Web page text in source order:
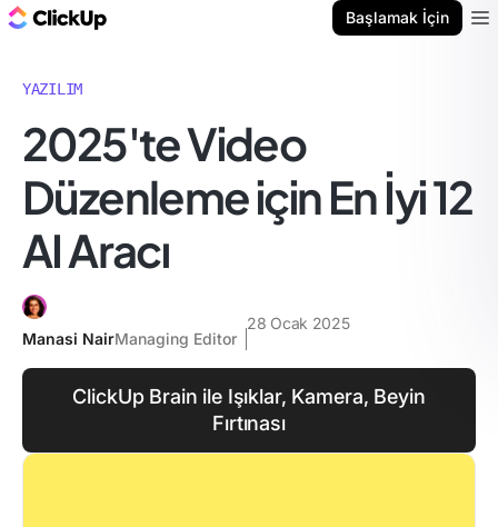
Başlamak İçin
YAZILIM
2025'te Video
Düzenleme için En İyi 12
AI Aracı
Manasi NairManaging Editor
28 Ocak 2025
ClickUp Brain ile Işıklar, Kamera, Beyin
Fırtınası